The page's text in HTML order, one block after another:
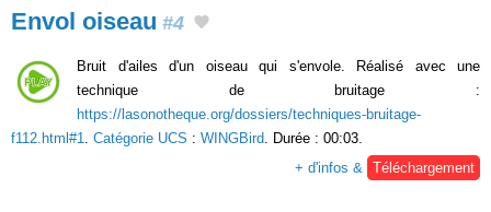
Envol oiseau #4
Bruit d'ailes d'un oiseau qui s'envole. Réalisé avec une
technique de bruitage :
https://lasonotheque.org/dossiers/techniques-bruitage-
f112.html#1
Catégorie UCS : WINGBird . Durée : 00:03.
+ d'infos &
Téléchargement